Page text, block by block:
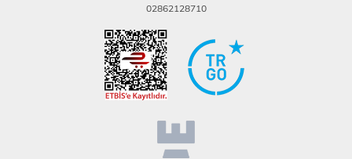
02862128710